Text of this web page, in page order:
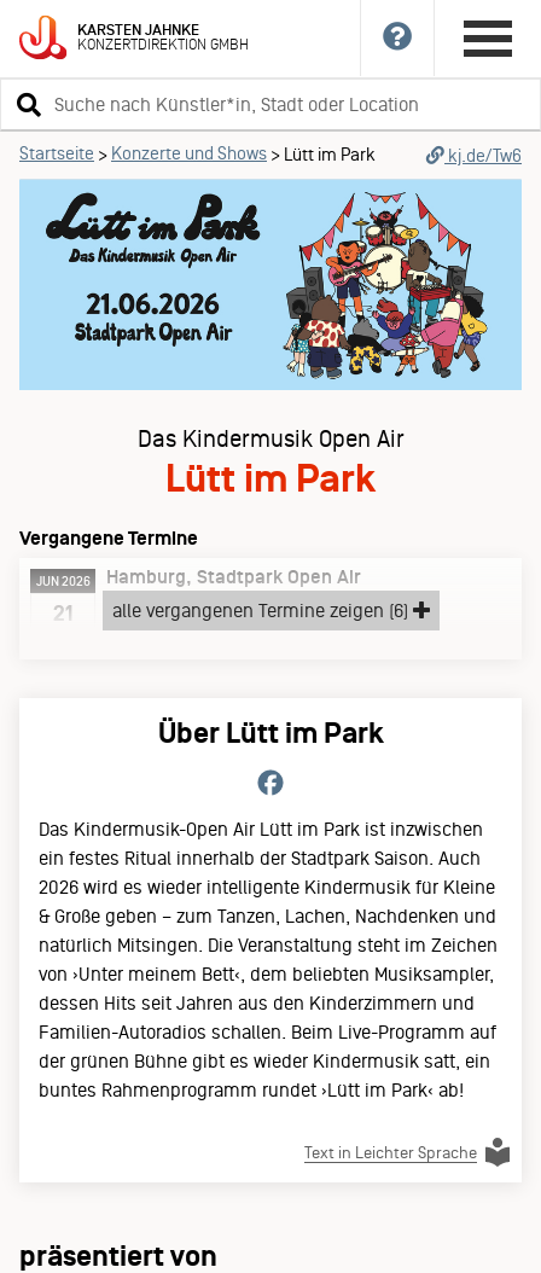
KARSTENJAHNKE
KONZERTDIREKTIONGMBH
Suchbegriff
eingeben
Startseite > Konzerte und Shows > Lütt im Park kj.de/Tw6
Das Kindermusik Open Air
Lütt im Park
Vergangene Termine
JUN 2026
21
Hamburg Stadtpark Open Air
Sonntag, 21.06.26
alle vergangenen Termine zeigen (6)
Über Lütt im Park
Das Kindermusik-Open Air Lütt im Park ist inzwischen
ein festes Ritual innerhalb der Stadtpark Saison. Auch
2026 wird es wieder intelligente Kindermusik für Kleine
& Große geben – zum Tanzen, Lachen, Nachdenken und
natürlich Mitsingen. Die Veranstaltung steht im Zeichen
von ›Unter meinem Bett‹, dem beliebten Musiksampler,
dessen Hits seit Jahren aus den Kinderzimmern und
Familien-Autoradios schallen. Beim Live-Programm auf
der grünen Bühne gibt es wieder Kindermusik satt, ein
buntes Rahmenprogramm rundet ›Lütt im Park‹ ab!
Text in Leichter Sprache
präsentiert von